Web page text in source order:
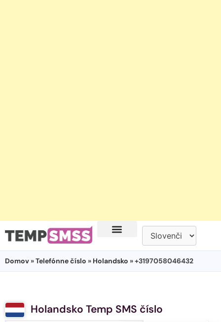
Domov »Telefónne číslo » Holandsko » +3197058046432
Holandsko Temp SMS číslo